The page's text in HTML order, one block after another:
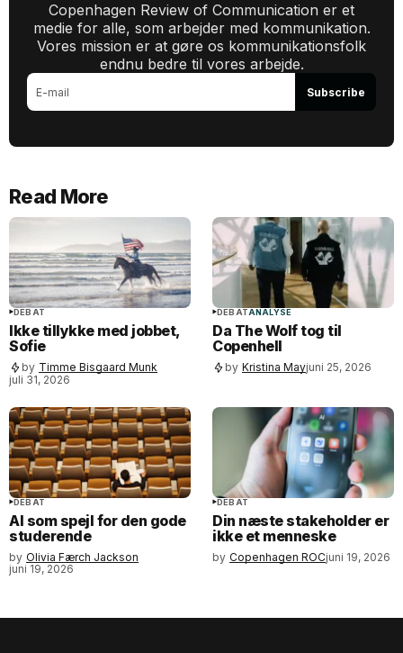
Copenhagen Review of Communication er et
medie for alle, som arbejder med kommunikation.
Vores mission er at gøre os kommunikationsfolk
endnu bedre til vores arbejde.
Subscribe
Read More
DEBAT
Ikke tillykke med jobbet,
Sofie
by Timme Bisgaard Munk
juli 31, 2026
DEBATANALYSE
Da The Wolf tog til
Copenhell
by Kristina Mayjuni 25, 2026
DEBAT
AI som spejl for den gode
studerende
by Olivia Færch Jackson
juni 19, 2026
DEBAT
Din næste stakeholder er
ikke et menneske
by Copenhagen ROCjuni 19, 2026